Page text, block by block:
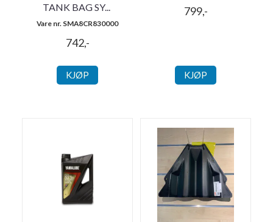
TANK BAG SY...
Vare nr. SMA8CR830000
742,-
KJØP
799,-
KJØP